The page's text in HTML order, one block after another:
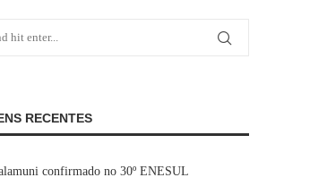
RECENTES
confirmado no 30º ENESUL